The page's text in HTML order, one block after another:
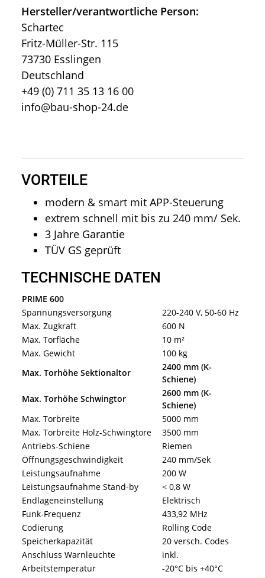
Hersteller/verantwortliche Person:
Schartec
Fritz-Müller-Str. 115
73730 Esslingen
Deutschland
+49 (0) 711 35 13 16 00
info@bau-shop-24.de
VORTEILE
modern & smart mit APP-Steuerung
extrem schnell mit bis zu 240 mm/ Sek.
3 Jahre Garantie
TÜV GS geprüft
TECHNISCHE DATEN
PRIME 600
Spannungsversorgung
220-240 V, 50-60 Hz
Max. Zugkraft
600 N
Max. Torfläche
10 m²
Max. Gewicht
100 kg
Max. Torhöhe Sektionaltor
2400 mm (K-
Schiene)
Max. Torhöhe Schwingtor
2600 mm (K-
Schiene)
Max. Torbreite
5000 mm
Max. Torbreite Holz-Schwingtore
3500 mm
Antriebs-Schiene
Riemen
Öffnungsgeschwindigkeit
240 mm/Sek
Leistungsaufnahme
200 W
Leistungsaufnahme Stand-by
< 0,8 W
Endlageneinstellung
Elektrisch
Funk-Frequenz
433,92 MHz
Codierung
Rolling Code
Speicherkapazität
20 versch. Codes
Anschluss Warnleuchte
inkl.
Arbeitstemperatur
-20°C bis +40°C